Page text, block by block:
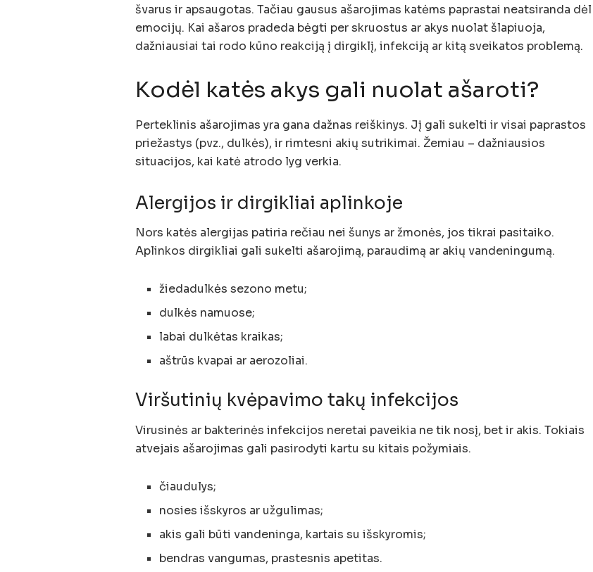
švarus ir apsaugotas. Tačiau gausus ašarojimas katėms paprastai neatsiranda dėl
emocijų. Kai ašaros pradeda bėgti per skruostus ar akys nuolat šlapiuoja,
dažniausiai tai rodo kūno reakciją į dirgiklį, infekciją ar kitą sveikatos problemą.
Kodėl katės akys gali nuolat ašaroti?
Perteklinis ašarojimas yra gana dažnas reiškinys. Jį gali sukelti ir visai paprastos
priežastys (pvz., dulkės), ir rimtesni akių sutrikimai. Žemiau – dažniausios
situacijos, kai katė atrodo lyg verkia.
Alergijos ir dirgikliai aplinkoje
Nors katės alergijas patiria rečiau nei šunys ar žmonės, jos tikrai pasitaiko.
Aplinkos dirgikliai gali sukelti ašarojimą, paraudimą ar akių vandeningumą.
žiedadulkės sezono metu;
dulkės namuose;
labai dulkėtas kraikas;
aštrūs kvapai ar aerozoliai.
Viršutinių kvėpavimo takų infekcijos
Virusinės ar bakterinės infekcijos neretai paveikia ne tik nosį, bet ir akis. Tokiais
atvejais ašarojimas gali pasirodyti kartu su kitais požymiais.
čiaudulys;
nosies išskyros ar užgulimas;
akis gali būti vandeninga, kartais su išskyromis;
bendras vangumas, prastesnis apetitas.